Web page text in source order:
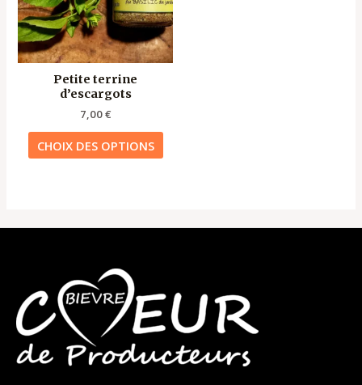
Petite terrine
d’escargots
7,00€
CHOIX DES OPTIONS
Les
options
peuvent
être
du